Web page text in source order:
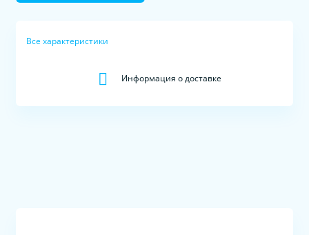
Все характеристики
Информация о доставке